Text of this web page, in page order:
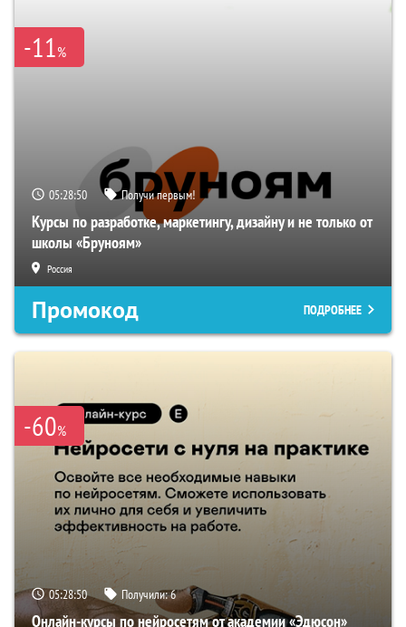
-11%
05:28:49 Получи первым!
Курсы по разработке, маркетингу, дизайну и не только от
школы «Бруноям»
Россия
Промокод ПОДРОБНЕЕ
-60%
05:28:49 Получили:6
Онлайн-курсы по нейросетям от академии «Эдюсон»